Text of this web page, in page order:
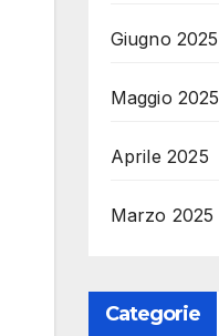
Giugno 2025
Maggio 2025
Aprile 2025
Marzo 2025
Categorie